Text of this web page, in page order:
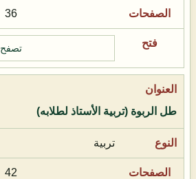
36
تصفح
طل الربوة (تربية الأستاذ لطلابه)
تربية
42